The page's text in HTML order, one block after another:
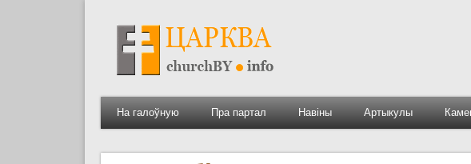
На галоўную Пра партал Навіны Артыкулы